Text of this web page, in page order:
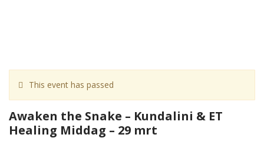
This event has passed
Awaken the Snake – Kundalini & ET
Healing Middag – 29 mrt